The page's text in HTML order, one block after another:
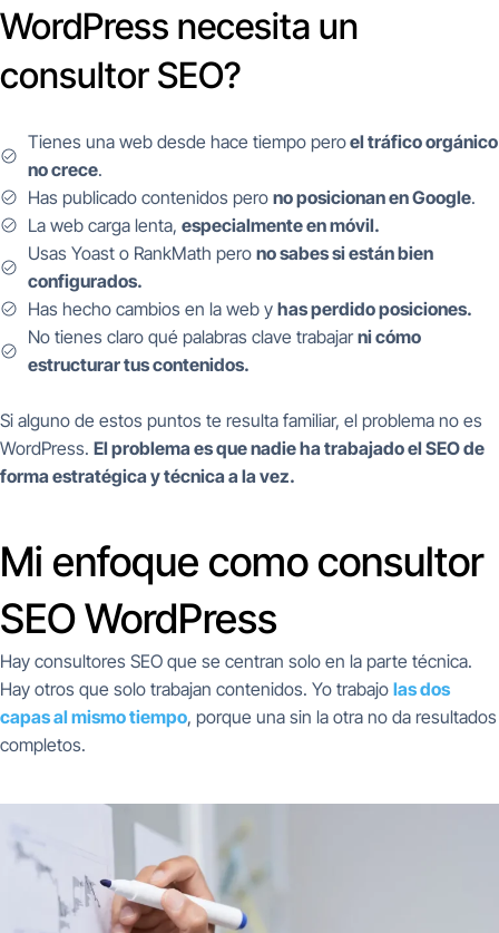
WordPress necesita un
consultor SEO?
Tienes una web desde hace tiempo peroel tráfico orgánico
no crece.
Has publicado contenidos pero no posicionan en Google.
La web carga lenta, especialmente en móvil.
Usas Yoast o RankMath pero no sabes si están bien
configurados.
Has hecho cambios en la web y has perdido posiciones.
No tienes claro qué palabras clave trabajarni cómo
estructurar tus contenidos.
Si alguno de estos puntos te resulta familiar, el problema no es
WordPress. El problema es que nadie ha trabajado el SEO de
forma estratégica y técnica a la vez.
Mi enfoque como consultor
SEO WordPress
Hay consultores SEO que se centran solo en la parte técnica.
Hay otros que solo trabajan contenidos. Yo trabajo las dos
capas al mismo tiempo, porque una sin la otra no da resultados
completos.